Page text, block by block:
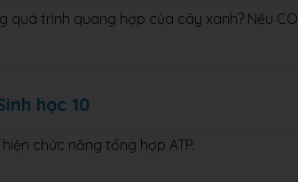
quá trình quang hợp của cây xanh? Nếu CO
học 10
chức năng tổng hợp ATP.